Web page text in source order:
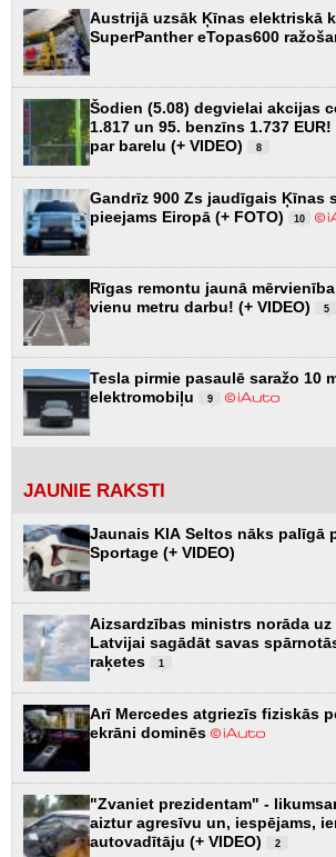
Austrijā uzsāk Ķīnas elektriskā
SuperPanther eTopas600
Šodien (5.08) degvielai akcijas
1.817 un 95. benzīns 1.737 EUR!
par barelu (+ VIDEO)
8
Gandrīz 900 Zs jaudīgais Ķīnas
pieejams Eiropā (+ FOTO)
10
Rīgas remontu jaunā
vienu metru darbu! (+ VIDEO)
5
Tesla pirmie pasaulē saražo 10
elektromobiļu
9
JAUNIE RAKSTI
Jaunais KIA Seltos nāks palīgā
Sportage (+ VIDEO)
Aizsardzības ministrs norāda
Latvijai sagādāt savas
raķetes
1
Arī Mercedes atgriezīs fiziskās
ekrāni dominēs
"Zvaniet prezidentam" -
aiztur agresīvu un, iespējams,
autovadītāju (+ VIDEO)
2